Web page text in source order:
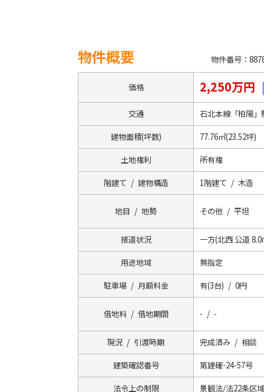
物件概要 物件番号：
価格 2,250万円
交通 石北本線「柏陽」
建物面積(坪数) 77.76㎡(23.52坪)
土地権利 所有権
階建て / 建物構造 1階建て / 木造
地目 / 地勢 その他 / 平坦
接道状況 一方(北西 公道
用途地域 無指定
駐車場 / 月額料金 有(3台) / 0円
借地料 / 借地期間 - / -
現況 / 引渡時期 完成済み / 相談
建築確認番号 第建確-24-57号
法令上の制限 景観法/法22条区